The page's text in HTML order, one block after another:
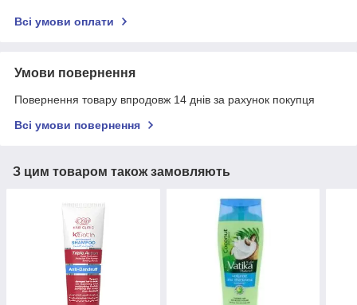
Всі умови оплати
Умови повернення
Повернення товару впродовж 14 днів за рахунок покупця
Всі умови повернення
З цим товаром також замовляють